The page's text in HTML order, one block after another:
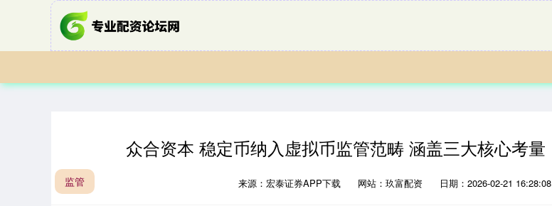
众合资本 稳定币纳入虚拟币监管范畴 涵盖三大核心考量
监管 来源：宏泰证券APP下载 网站：玖富配资 日期：2026-02-21 16:28:08